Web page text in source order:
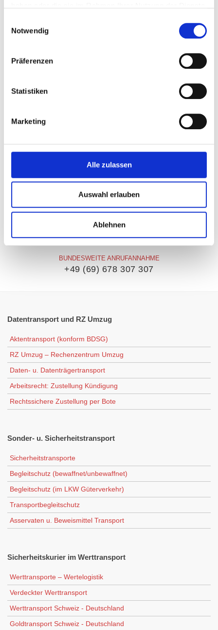
Notwendig
Präferenzen
Statistiken
Marketing
Alle zulassen
Auswahl erlauben
Ablehnen
BUNDESWEITE ANRUFANNAHME
+49 (69) 678 307 307
Datentransport und RZ Umzug
Aktentransport (konform BDSG)
RZ Umzug – Rechenzentrum Umzug
Daten- u. Datenträgertransport
Arbeitsrecht: Zustellung Kündigung
Rechtssichere Zustellung per Bote
Sonder- u. Sicherheitstransport
Sicherheitstransporte
Begleitschutz (bewaffnet/unbewaffnet)
Begleitschutz (im LKW Güterverkehr)
Transportbegleitschutz
Asservaten u. Beweismittel Transport
Sicherheitskurier im Werttransport
Werttransporte – Wertelogistik
Verdeckter Werttransport
Werttransport Schweiz - Deutschland
Goldtransport Schweiz - Deutschland